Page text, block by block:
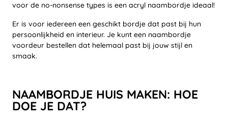
voor de no-nonsense types is een acryl naambordje ideaal!
Er is voor iedereen een geschikt bordje dat past bij hun
persoonlijkheid en interieur. Je kunt een naambordje
voordeur bestellen dat helemaal past bij jouw stijl en
smaak.
NAAMBORDJE HUIS MAKEN: HOE
DOE JE DAT?